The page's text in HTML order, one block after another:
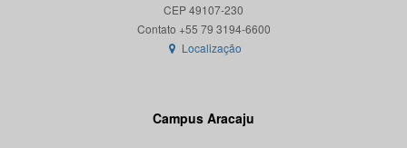
CEP 49107-230
Localização
Campus Aracaju